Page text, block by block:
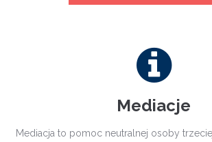
Mediacje
Mediacja to pomoc neutralnej osoby